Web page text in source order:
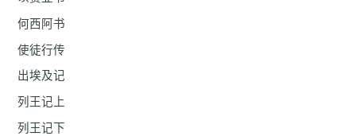
何西阿书
使徒行传
出埃及记
列王记上
列王记下